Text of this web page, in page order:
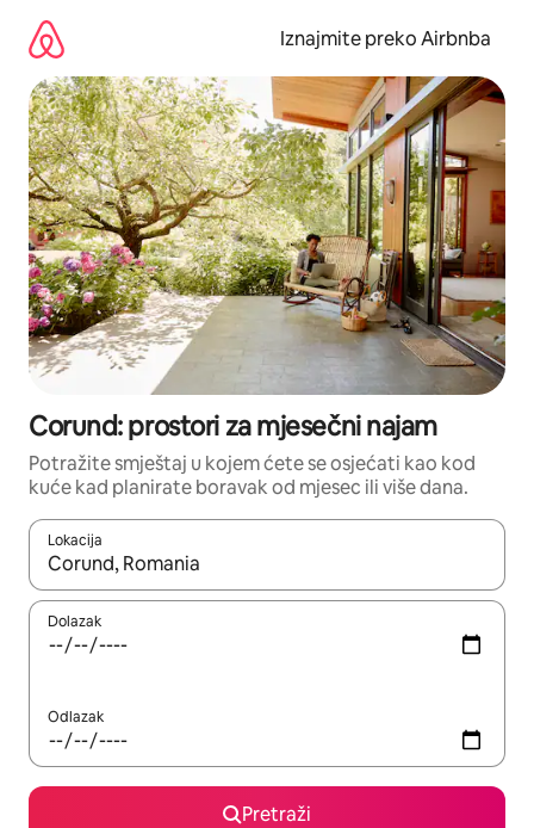
sadržaj
Iznajmite preko Airbnba
Corund: prostori za mjesečni najam
Potražite smještaj u kojem ćete se osjećati kao kod
kuće kad planirate boravak od mjesec ili više dana.
Lokacija
Kada budu dostupni rezultati, moći ćete ih pregledati
Dolazak
Odlazak
Pretraži